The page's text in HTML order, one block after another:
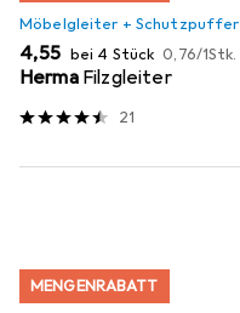
Möbelgleiter + Schutzpuffer
EUR
4,55 bei 4 Stück EUR
0,76/1Stk.
Herma Filzgleiter
21
MENGENRABATT